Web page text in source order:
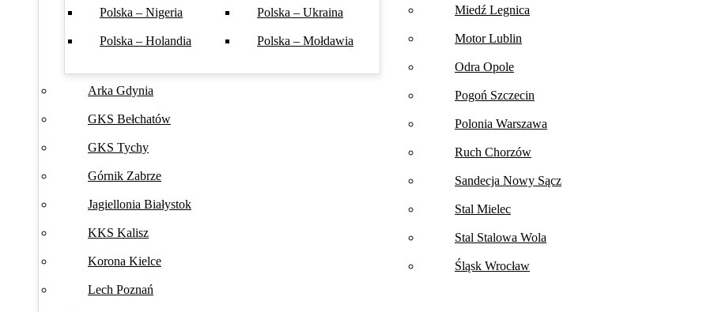
Polska – Nigeria
Polska – Holandia
Polska – Ukraina
Polska – Mołdawia
Arka Gdynia
GKS Bełchatów
GKS Tychy
Górnik Zabrze
Jagiellonia Białystok
KKS Kalisz
Korona Kielce
Lech Poznań
Miedź Legnica
Motor Lublin
Odra Opole
Pogoń Szczecin
Polonia Warszawa
Ruch Chorzów
Sandecja Nowy Sącz
Stal Mielec
Stal Stalowa Wola
Śląsk Wrocław